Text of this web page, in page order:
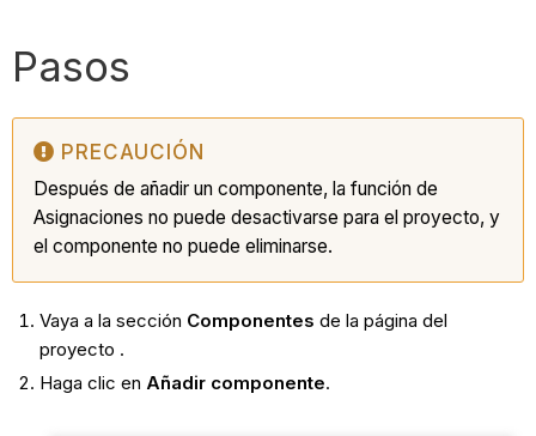
Pasos
PRECAUCIÓN
Después de añadir un componente, la función de
Asignaciones no puede desactivarse para el proyecto, y
el componente no puede eliminarse.
Vaya a la sección Componentes de la página del
proyecto .
Haga clic en Añadir componente.